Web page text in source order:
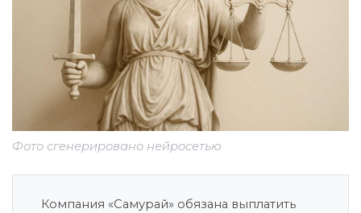
Фото сгенерировано нейросетью
Компания «Самурай» обязана выплатить